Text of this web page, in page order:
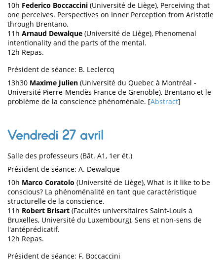
10h Federico Boccaccini (Université de Liège), Perceiving that
one perceives. Perspectives on Inner Perception from Aristotle
through Brentano.
11h Arnaud Dewalque (Université de Liège), Phenomenal
intentionality and the parts of the mental.
12h Repas.
Président de séance: B. Leclercq
13h30 Maxime Julien (Université du Quebec à Montréal -
Université Pierre-Mendès France de Grenoble), Brentano et le
problème de la conscience phénoménale. [Abstract]
Vendredi 27 avril
Salle des professeurs (Bât. A1, 1er ét.)
Président de séance: A. Dewalque
10h Marco Coratolo (Université de Liège), What is it like to be
conscious? La phénoménalité en tant que caractéristique
structurelle de la conscience.
11h Robert Brisart (Facultés universitaires Saint-Louis à
Bruxelles, Université du Luxembourg), Sens et non-sens de
l'antéprédicatif.
12h Repas.
Président de séance: F. Boccaccini